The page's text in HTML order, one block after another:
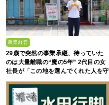
農業経営
29歳で突然の事業承継、待っていた
のは大量離職の“魔の5年” 2代目の女
社長が「この地を選んでくれた人を守
る」と誓った日